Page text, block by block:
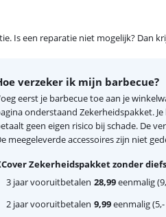
Is een reparatie niet mogelijk? Dan
verzeker ik mijn barbecue?
eerst je barbecue toe aan je
onderstaand Zekerheidspakket.
geen eigen risico bij schade. De
meegeleverde accessoires zijn niet
Zekerheidspakket zonder
3 jaar vooruitbetalen 28,99eenmalig
2 jaar vooruitbetalen 9,99eenmalig